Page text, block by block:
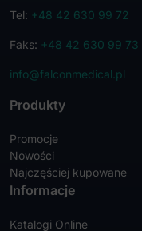
Tel: +48 42 630 99 72
Faks: +48 42 630 99 73
info@falconmedical.pl
Produkty
Promocje
Nowości
Najczęściej kupowane
Informacje
Katalogi Online